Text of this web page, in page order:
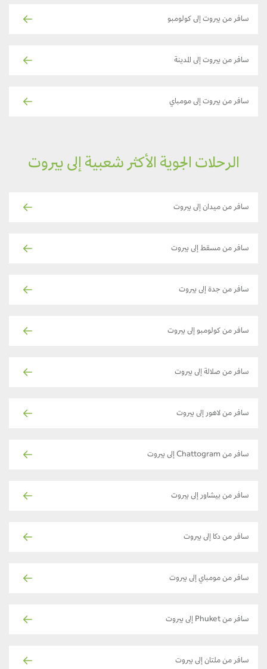
سافر من بيروت إلى كولومبو
سافر من بيروت إلى المدينة
سافر من بيروت إلى مومباي
الرحلات الجوية الأكثر شعبية إلى بيروت
سافر من ميدان إلى بيروت
سافر من مسقط إلى بيروت
سافر من جدة إلى بيروت
سافر من كولومبو إلى بيروت
سافر من صلالة إلى بيروت
سافر من لاهور إلى بيروت
سافر من Chattogram إلى بيروت
سافر من بيشاور إلى بيروت
سافر من دكا إلى بيروت
سافر من مومباي إلى بيروت
سافر من Phuket إلى بيروت
سافر من ملتان إلى بيروت